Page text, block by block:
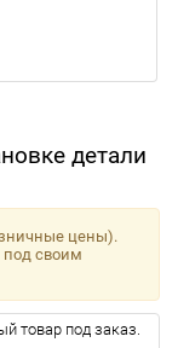
детали
цены).
под своим
товар под заказ.